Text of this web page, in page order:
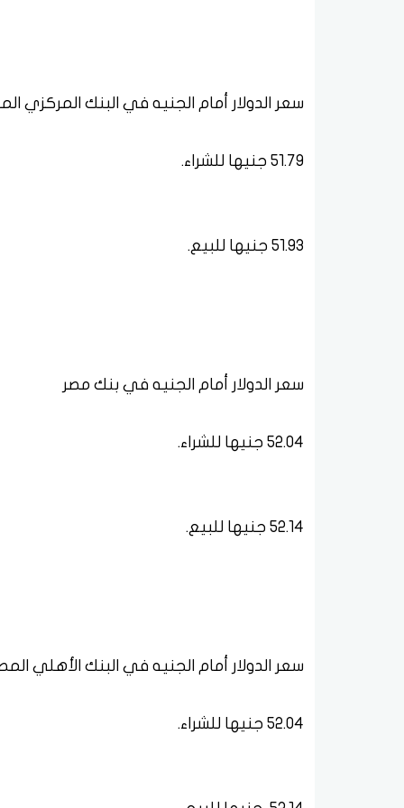
سعر الدولار أمام الجنيه في البنك المركزي
51.79 جنيها للشراء.
51.93 جنيها للبيع.
سعر الدولار أمام الجنيه في بنك مصر
52.04 جنيها للشراء.
52.14 جنيها للبيع.
سعر الدولار أمام الجنيه في البنك الأهلي
52.04 جنيها للشراء.